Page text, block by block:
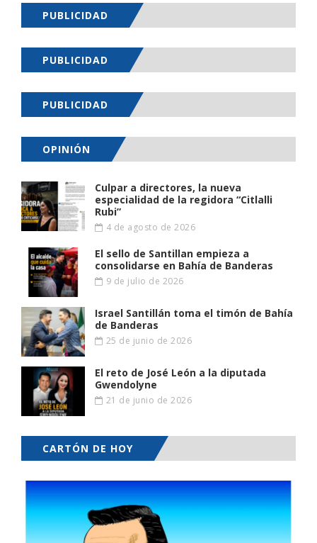
PUBLICIDAD
PUBLICIDAD
PUBLICIDAD
OPINIÓN
Culpar a directores, la nueva
especialidad de la regidora “Citlalli
Rubi”
4 de agosto de 2026
El sello de Santillan empieza a
consolidarse en Bahía de Banderas
9 de julio de 2026
Israel Santillán toma el timón de Bahía
de Banderas
25 de junio de 2026
El reto de José León a la diputada
Gwendolyne
21 de junio de 2026
CARTÓN DE HOY